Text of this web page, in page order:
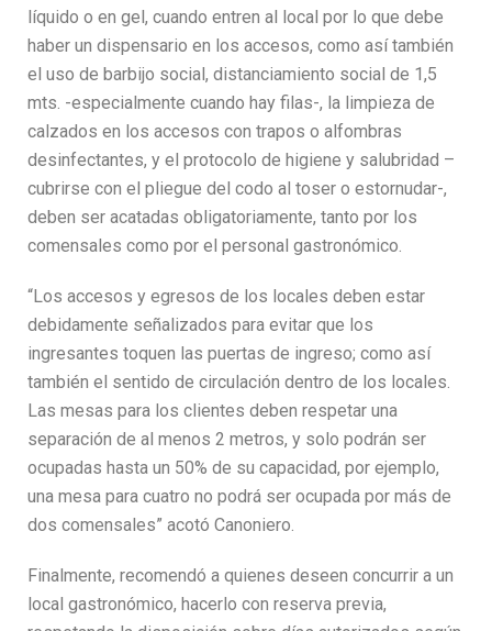
líquido o en gel, cuando entren al local por lo que debe
haber un dispensario en los accesos, como así también
el uso de barbijo social, distanciamiento social de 1,5
mts. -especialmente cuando hay filas-, la limpieza de
calzados en los accesos con trapos o alfombras
desinfectantes, y el protocolo de higiene y salubridad –
cubrirse con el pliegue del codo al toser o estornudar-,
deben ser acatadas obligatoriamente, tanto por los
comensales como por el personal gastronómico.
“Los accesos y egresos de los locales deben estar
debidamente señalizados para evitar que los
ingresantes toquen las puertas de ingreso; como así
también el sentido de circulación dentro de los locales.
Las mesas para los clientes deben respetar una
separación de al menos 2 metros, y solo podrán ser
ocupadas hasta un 50% de su capacidad, por ejemplo,
una mesa para cuatro no podrá ser ocupada por más de
dos comensales” acotó Canoniero.
Finalmente, recomendó a quienes deseen concurrir a un
local gastronómico, hacerlo con reserva previa,